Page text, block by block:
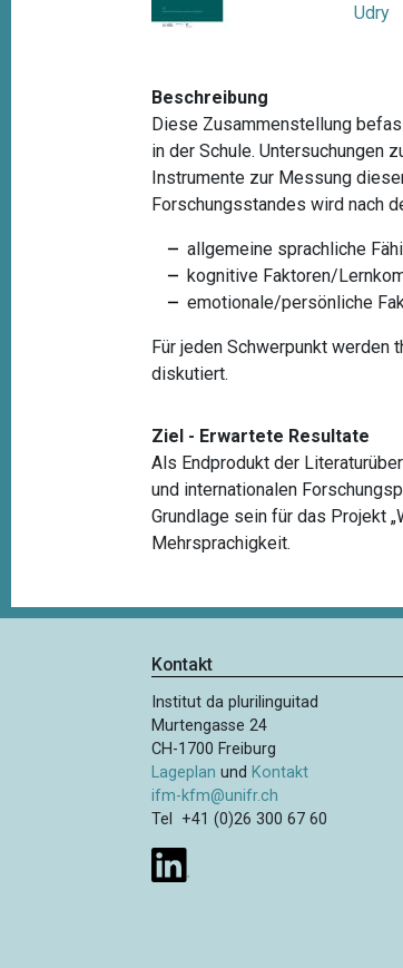
Udry
Beschreibung
Diese Zusammenstellung
in der Schule. Untersuchungen
Instrumente zur Messung
Forschungsstandes wird nach
allgemeine sprachliche
kognitive Faktoren/
emotionale/persönliche
Für jeden Schwerpunkt
diskutiert.
Ziel - Erwartete Resultate
Als Endprodukt der
und internationalen
Grundlage sein für das Projekt
Mehrsprachigkeit.
Kontakt
Institut da plurilinguitad
Murtengasse 24
CH-1700 Freiburg
Lageplan und Kontakt
ifm-kfm@unifr.ch
Tel +41 (0)26 300 67 60